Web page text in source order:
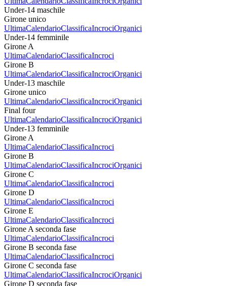
Under-14 maschile
Girone unico
UltimaCalendarioClassificaIncrociOrganici
Under-14 femminile
Girone A
UltimaCalendarioClassificaIncroci
Girone B
UltimaCalendarioClassificaIncrociOrganici
Under-13 maschile
Girone unico
UltimaCalendarioClassificaIncrociOrganici
Final four
UltimaCalendarioClassificaIncrociOrganici
Under-13 femminile
Girone A
UltimaCalendarioClassificaIncroci
Girone B
UltimaCalendarioClassificaIncrociOrganici
Girone C
UltimaCalendarioClassificaIncroci
Girone D
UltimaCalendarioClassificaIncroci
Girone E
UltimaCalendarioClassificaIncroci
Girone A seconda fase
UltimaCalendarioClassificaIncroci
Girone B seconda fase
UltimaCalendarioClassificaIncroci
Girone C seconda fase
UltimaCalendarioClassificaIncrociOrganici
Girone D seconda fase